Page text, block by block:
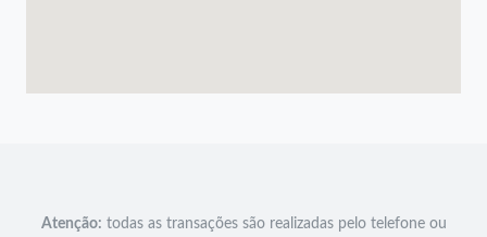
Atenção: todas as transações são realizadas pelo telefone ou